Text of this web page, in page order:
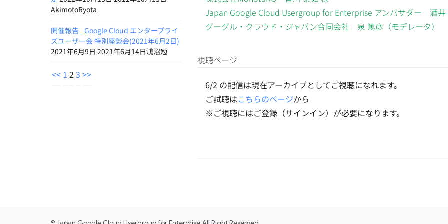
AkimotoRyota
開催報告_ Google Cloud エンタープライ
ズユーザー会 特別座談会(2021年6月2日)
2021年6月9日 2021年6月14日浅沼勉
<< 1 2 3 >>
Japan Google Cloud Usergroup for Enterprise アンバサダー 酒井
グーグル・クラウド・ジャパン合同会社 泉 篤彦（モデレータ）
視聴ページ
6/2 の配信は現在アーカイブとしてご視聴になれます。
ご試聴はこちらのページから
※ご視聴にはご登録（サインイン）が必要になります。